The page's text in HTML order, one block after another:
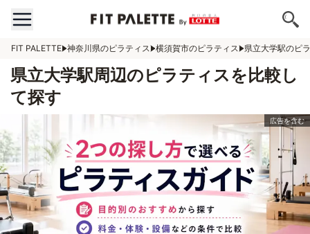
FIT PALETTE 神奈川県のピラティス 横須賀市のピラティス 県立大学駅のピ
県立大学駅周辺のピラティスを比較し
て探す